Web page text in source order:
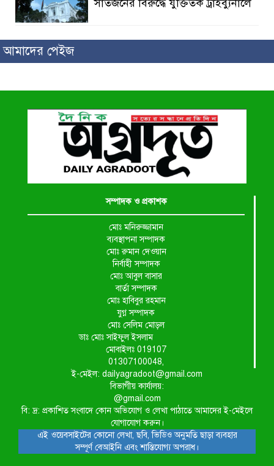
সাতজনের বিরুদ্ধে যুক্তিতর্ক ট্রাইব্যুনালে
ইসলামের সবচেয়ে বেশি ক্ষতি করেছে
পাঁচ মাসে সরকারের দোষ দিচ্ছেন,
করলেন না কেন: শহীদ জিসানের বাবার
ক্ষোভ
কালিগঞ্জে নিখোঁজ জেলের মরদেহ
অবশেষে মিলল ইছামতী নদীতে
শ্রীউলা ইউনিয়ন বিএনপির ২নং
ওয়ার্ডের উদ্যোগে কর্মী সম্মেলন অনুষ্ঠিত
শ্যামনগরে জলবায়ু সহনশীল জনগোষ্ঠী
গঠনে প্রকল্পের অংশগ্রহণমূলক শিখন ও
অভিজ্ঞতা বিনিময় সভা
শ্যামনগরে বনবিভাগ ও সিএমসির
সাথে জেলেদের মতবিনিময় সভা
আমাদের পেইজ
সম্পাদক ও প্রকাশক
মোঃ মনিরুজ্জামান
ব্যবস্থাপনা সম্পাদক
মোঃ রুমান দেওয়ান
নির্বাহী সম্পাদক
মোঃ আবুল বাসার
বার্তা সম্পাদক
মোঃ হাবিবুর রহমান
যুগ্ন সম্পাদক
মোঃ সেলিম মোড়ল
ডাঃ মোঃ সাইফুল ইসলাম
মোবাইলঃ 019107
01307100048,
ই-মেইল: dailyagradoot@gmail.com
বিভাগীয় কার্যালয়:
@gmail.com
বি: দ্র: প্রকাশিত সংবাদে কোন অভিযোগ ও লেখা পাঠাতে আমাদের ই-মেইলে
যোগাযোগ করুন।
এই ওয়েবসাইটের কোনো লেখা, ছবি, ভিডিও অনুমতি ছাড়া ব্যবহার
সম্পূর্ণ বেআইনি এবং শাস্তিযোগ্য অপরাধ।